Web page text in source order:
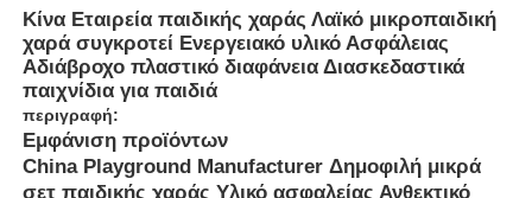
Κίνα Εταιρεία παιδικής χαράς Λαϊκό μικροπαιδική
χαρά συγκροτεί Ενεργειακό υλικό Ασφάλειας
Αδιάβροχο πλαστικό διαφάνεια Διασκεδαστικά
παιχνίδια για παιδιά
περιγραφή:
Εμφάνιση προϊόντων
China Playground Manufacturer Δημοφιλή μικρά
σετ παιδικής χαράς Υλικό ασφαλείας Ανθεκτικό